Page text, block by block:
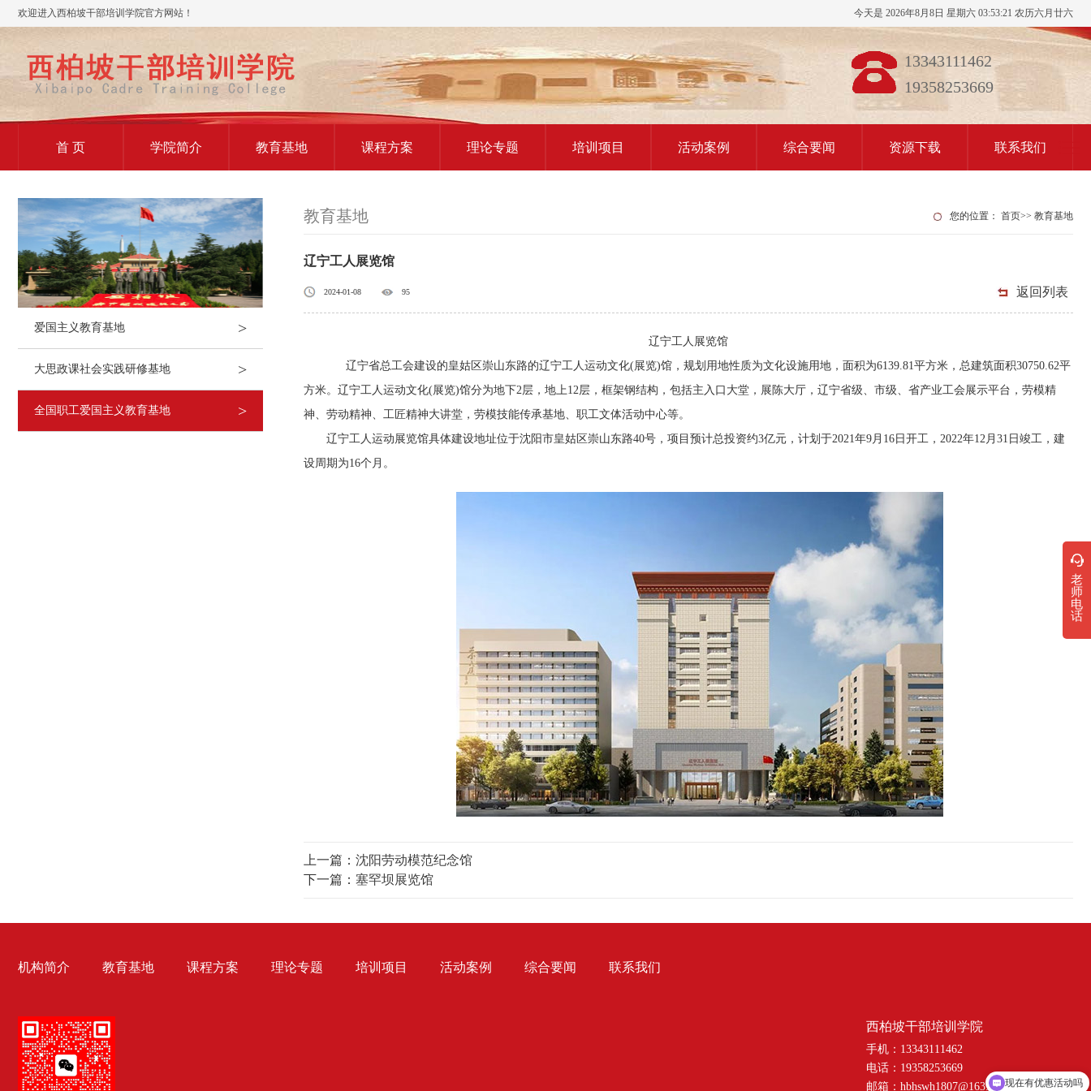
欢迎进入西柏坡干部培训学院官方网站！ 今天是 2026年8月8日 星期六 03:53:21 农历六月廿六
13343111462
19358253669
首 页 学院简介 教育基地 课程方案 理论专题 培训项目 活动案例 综合要闻 资源下载 联系我们
爱国主义教育基地 >
大思政课社会实践研修基地 >
全国职工爱国主义教育基地 >
教育基地 您的位置： 首页>> 教育基地
辽宁工人展览馆
2024-01-08 95 返回列表
辽宁工人展览馆
辽宁省总工会建设的皇姑区崇山东路的辽宁工人运动文化(展览)馆，规划用地性质为文化设施用地，面积为6139.81平方米，总建筑面积30750.62平
方米。辽宁工人运动文化(展览)馆分为地下2层，地上12层，框架钢结构，包括主入口大堂，展陈大厅，辽宁省级、市级、省产业工会展示平台，劳模精
神、劳动精神、工匠精神大讲堂，劳模技能传承基地、职工文体活动中心等。
辽宁工人运动展览馆具体建设地址位于沈阳市皇姑区崇山东路40号，项目预计总投资约3亿元，计划于2021年9月16日开工，2022年12月31日竣工，建
设周期为16个月。
上一篇： 沈阳劳动模范纪念馆
下一篇： 塞罕坝展览馆
机构简介 教育基地 课程方案 理论专题 培训项目 活动案例 综合要闻 联系我们
西柏坡干部培训学院
手机：13343111462
电话：19358253669
邮箱：hbhswh1807@163.com
老
师
电
话
现在有优惠活动吗